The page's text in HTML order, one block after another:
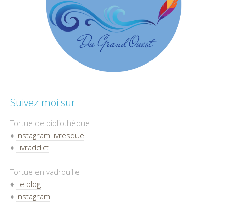
Suivez moi sur
Tortue de bibliothèque
♦ Instagram livresque
♦ Livraddict
Tortue en vadrouille
♦ Le blog
♦ Instagram